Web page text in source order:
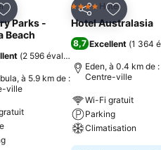
Ajouter à mes favoris
Parks -
Beach
(2 596 évaluations
à 5.9 km de :
ville
PartagerAjouter
4 ÉtoilesHotel
Hotel Australasia
8,7 Excellent (1 364
Eden, à 0.4 km de :
Centre-ville
Wi-Fi gratuit
Parking
Climatisation